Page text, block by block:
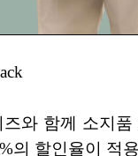
와 함께 소지
의 할인율이 적